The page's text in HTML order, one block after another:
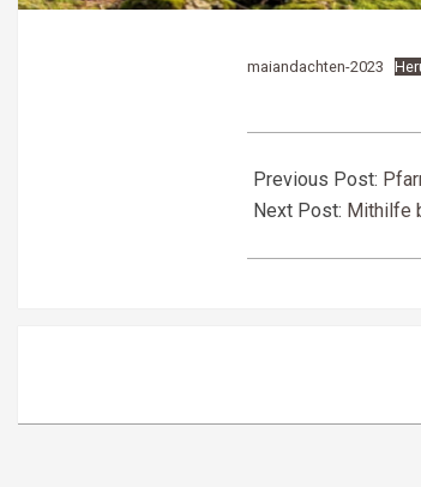
maiandachten-2023
04-
21
Previous Post:
Next Post: Mithilfe